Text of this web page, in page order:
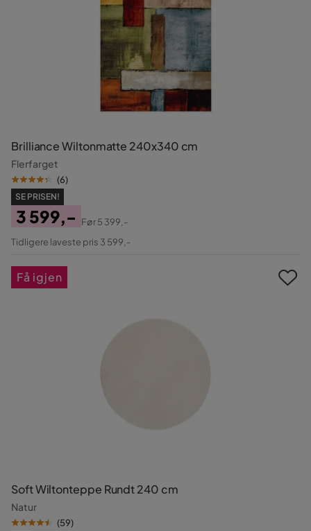
Brilliance Wiltonmatte 240x340 cm
Flerfarget
(6)
SE PRISEN!
Pris
3 599,-
Original
Før5 399,-
Tidligere laveste pris 3 599,-
Soft Wiltonteppe Rundt 240 cm
Natur
(59)
Få igjen